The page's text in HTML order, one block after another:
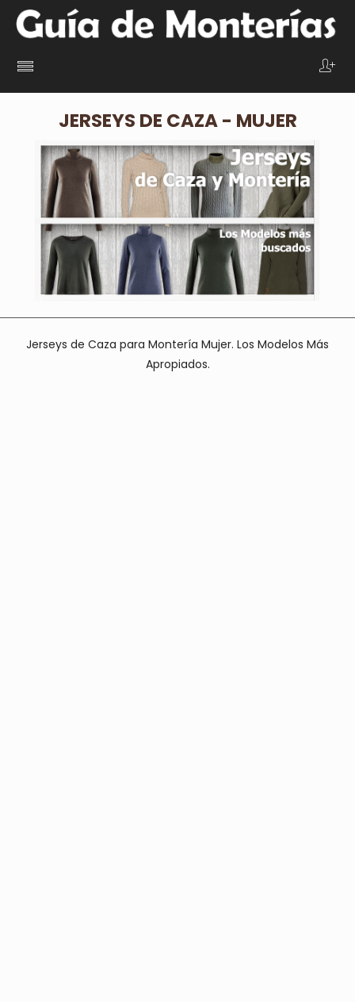
JERSEYS DE CAZA - MUJER
Jerseys de Caza para Montería Mujer. Los Modelos Más
Apropiados.